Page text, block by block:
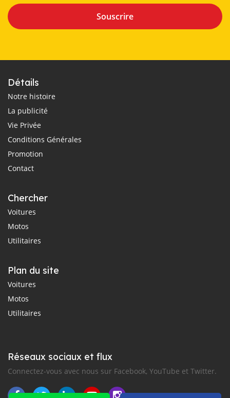
Souscrire
Détails
Notre histoire
La publicité
Vie Privée
Conditions Générales
Promotion
Contact
Chercher
Voitures
Motos
Utilitaires
Plan du site
Voitures
Motos
Utilitaires
Réseaux sociaux et flux
Connectez-vous avec nous sur Facebook, YouTube et Twitter.